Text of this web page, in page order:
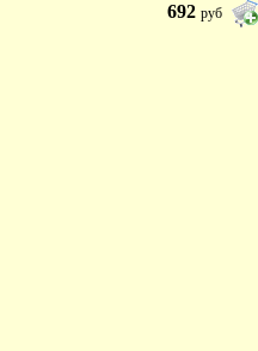
692руб